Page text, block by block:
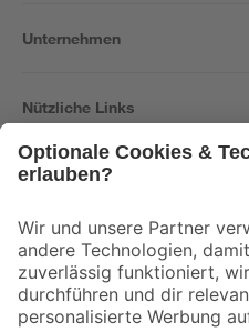
Unternehmen
Nützliche Links
Der toom Newsletter: Keine Angebote
Zur Newsletter Anmeldung